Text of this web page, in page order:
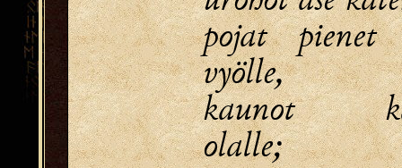
pojat pienet
vyölle,
kaunot
olalle;